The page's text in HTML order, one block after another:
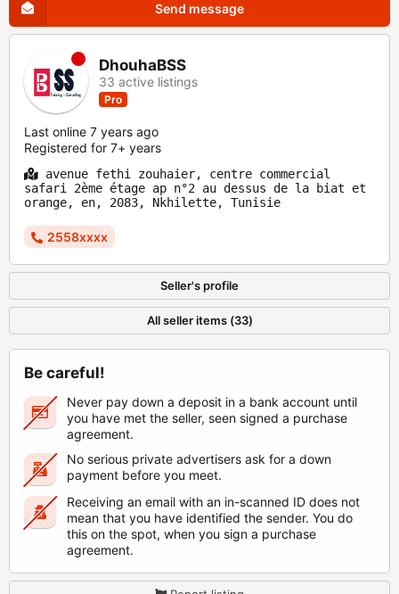
Send message
DhouhaBSS
33 active listings
Pro
Last online 7 years ago
Registered for 7+ years
avenue fethi zouhaier, centre commercial
safari 2ème étage ap n°2 au dessus de la biat et
orange, en, 2083, Nkhilette, Tunisie
2558xxxx
Seller's profile
All seller items (33)
Be careful!
Never pay down a deposit in a bank account until
you have met the seller, seen signed a purchase
agreement.
No serious private advertisers ask for a down
payment before you meet.
Receiving an email with an in-scanned ID does not
mean that you have identified the sender. You do
this on the spot, when you sign a purchase
agreement.